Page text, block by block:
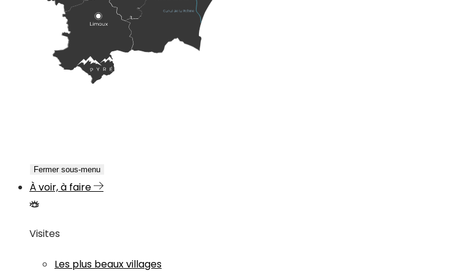
Fermer sous-menu
À voir, à faire
Visites
Les plus beaux villages